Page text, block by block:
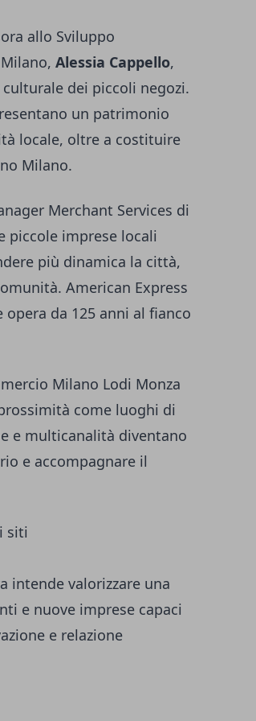
allo Sviluppo
Alessia Cappello,
dei piccoli negozi.
un patrimonio
locale, oltre a costituire
Milano.
Merchant Services di
piccole imprese locali
più dinamica la città,
American Express
da 125 anni al fianco
Milano Lodi Monza
come luoghi di
e multicanalità diventano
e accompagnare il
siti
intende valorizzare una
e nuove imprese capaci
e relazione